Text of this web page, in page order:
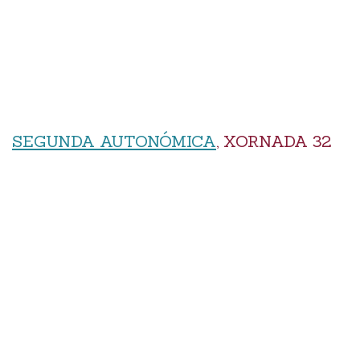
SEGUNDA AUTONÓMICA, XORNADA 32